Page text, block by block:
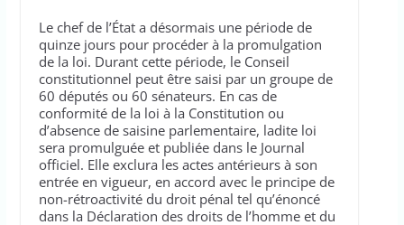
Le chef de l’État a désormais une période de
quinze jours pour procéder à la promulgation
de la loi. Durant cette période, le Conseil
constitutionnel peut être saisi par un groupe de
60 députés ou 60 sénateurs. En cas de
conformité de la loi à la Constitution ou
d’absence de saisine parlementaire, ladite loi
sera promulguée et publiée dans le Journal
officiel. Elle exclura les actes antérieurs à son
entrée en vigueur, en accord avec le principe de
non-rétroactivité du droit pénal tel qu’énoncé
dans la Déclaration des droits de l’homme et du